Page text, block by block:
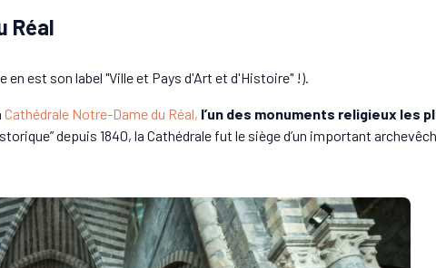
Réal
en est son label "Ville et Pays d'Art et d'Histoire" !).
Cathédrale Notre-Dame du Réal, l’un des monuments religieux les
depuis 1840, la Cathédrale fut le siège d’un important